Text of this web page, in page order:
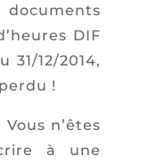
documents
DIF
31/12/2014,
!
n’êtes
à une